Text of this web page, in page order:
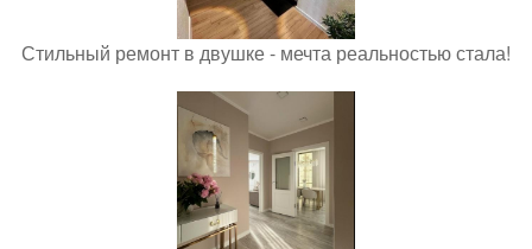
Стильный ремонт в двушке - мечта реальностью стала!